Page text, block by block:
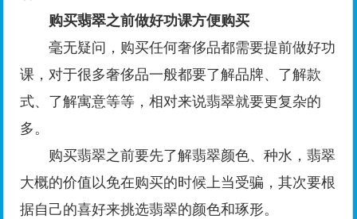
购买翡翠之前做好功课方便购买
毫无疑问，购买任何奢侈品都需要提前做好功
课，对于很多奢侈品一般都要了解品牌、了解款
式、了解寓意等等，相对来说翡翠就要更复杂的
多。
购买翡翠之前要先了解翡翠颜色、种水，翡翠
大概的价值以免在购买的时候上当受骗，其次要根
据自己的喜好来挑选翡翠的颜色和琢形。